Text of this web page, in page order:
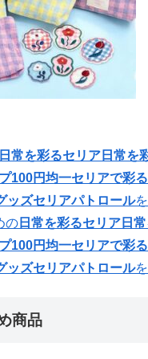
日常を彩るセリア日常を
100円均一セリアで彩
ッズセリアパトロール
の 日常を彩るセリア日
100円均一セリアで彩
ッズセリアパトロール
商品